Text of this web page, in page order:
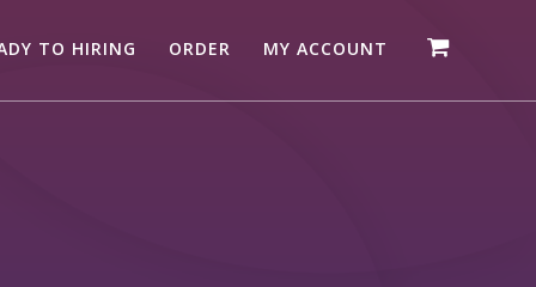
TO HIRING ORDER MY ACCOUNT